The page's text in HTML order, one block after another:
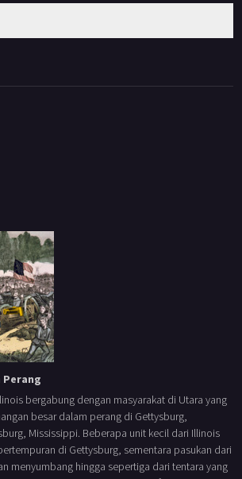
bergabung dengan masyarakat di Utara yang
besar dalam perang di Gettysburg,
Mississippi. Beberapa unit kecil dari Illinois
di Gettysburg, sementara pasukan dari
menyumbang hingga sepertiga dari tentara yang